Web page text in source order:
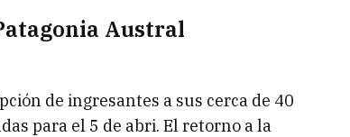
Austral
de ingresantes a sus cerca de 40
para el 5 de abri. El retorno a la